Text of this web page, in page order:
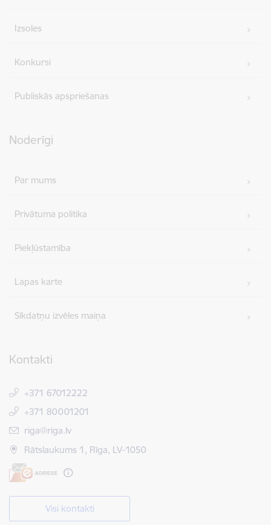
Izsoles
Konkursi
Publiskās apspriešanas
Noderīgi
Par mums
Privātuma politika
Piekļūstamība
Lapas karte
Sīkdatņu izvēles maiņa
Kontakti
+371 67012222
+371 80001201
E-pasts:
riga@riga.lv
Rātslaukums 1, Rīga, LV-1050
Visi kontakti